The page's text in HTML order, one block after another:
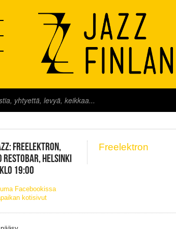
LIVE
FREELEKTRON,
RESTOBAR, HELSINKI
19:00
Facebookissa
kotisivut
Freelektron